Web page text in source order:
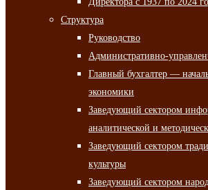
Структура
Руководство
Административно-
Главный бухгалтер —
экономики
Заведующий сектором
аналитической и
Заведующий сектором
культуры
Заведующий сектором